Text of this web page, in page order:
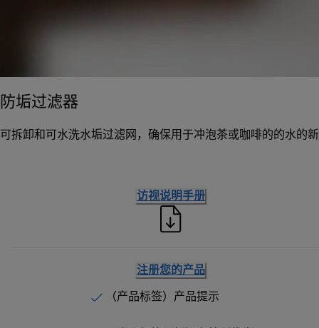
防垢过滤器
可拆卸和可水洗水垢过滤网，确保用于冲泡茶或咖啡的的水的
访视说明手册
注册您的产品
（产品标签）产品提示